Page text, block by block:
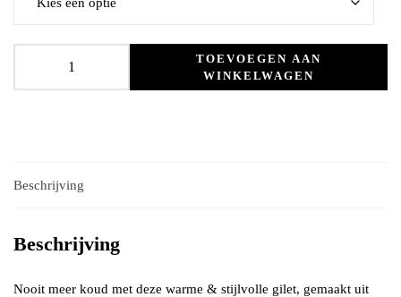
TOEVOEGEN AAN
WINKELWAGEN
Beschrijving
Beschrijving
Nooit meer koud met deze warme & stijlvolle gilet, gemaakt uit